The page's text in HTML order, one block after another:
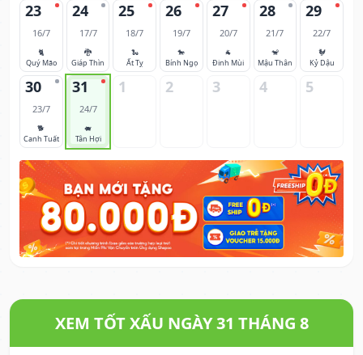
23
16/7
🐈
Quý Mão
24
17/7
🐉
Giáp Thìn
25
18/7
🐍
Ất Tỵ
26
19/7
🐎
Bính Ngọ
27
20/7
🐐
Đinh Mùi
28
21/7
🐒
Mậu Thân
29
22/7
🐓
Kỷ Dậu
30
23/7
🐕
Canh Tuất
31
24/7
🐖
Tân Hợi
1 2 3 4 5
XEM TỐT XẤU NGÀY 31 THÁNG 8